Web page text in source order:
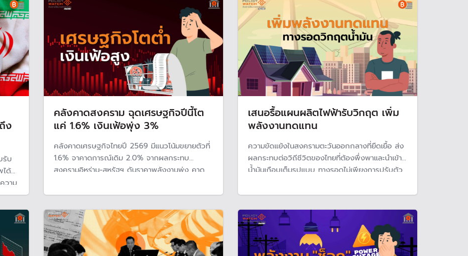
ง
รับ
ได้
วาม
คลังคาดสงคราม ฉุดเศรษฐกิจปีนี้โต
แค่ 1.6% เงินเฟ้อพุ่ง 3%
คลังคาดเศรษฐกิจไทยปี 2569 มีแนวโน้มขยายตัวที่
1.6% จาคาดการณ์เดิม 2.0% จากผลกระทบ
สงครามอิหร่าน-สหรัฐฯ ดันราคาพลังงานพุ่ง คาด
ไปจะกระทบตลาดส่งออกและต้นทุนวัตถุดิบขยับขึ้น
เสนอรื้อแผนผลิตไฟฟ้ารับวิกฤต เพิ่ม
พลังงานทดแทน
ความขัดแย้งในสงครามตะวันออกกลางที่ยืดเยื้อ ส่ง
ผลกระทบต่อวิถีชีวิตของไทยที่ต้องพึ่งพาและนำเข้า
น้ำมันเกือบเต็มรูปแบบ ทางรอดไม่เพียงการปรับตัว
โครงสร้างพลังงานของประเทศ ลดการนำเข้า พึ่งพา